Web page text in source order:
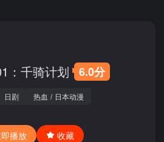
：千骑计划 6.0分
日剧 热血 / 日本动漫
播放 收藏